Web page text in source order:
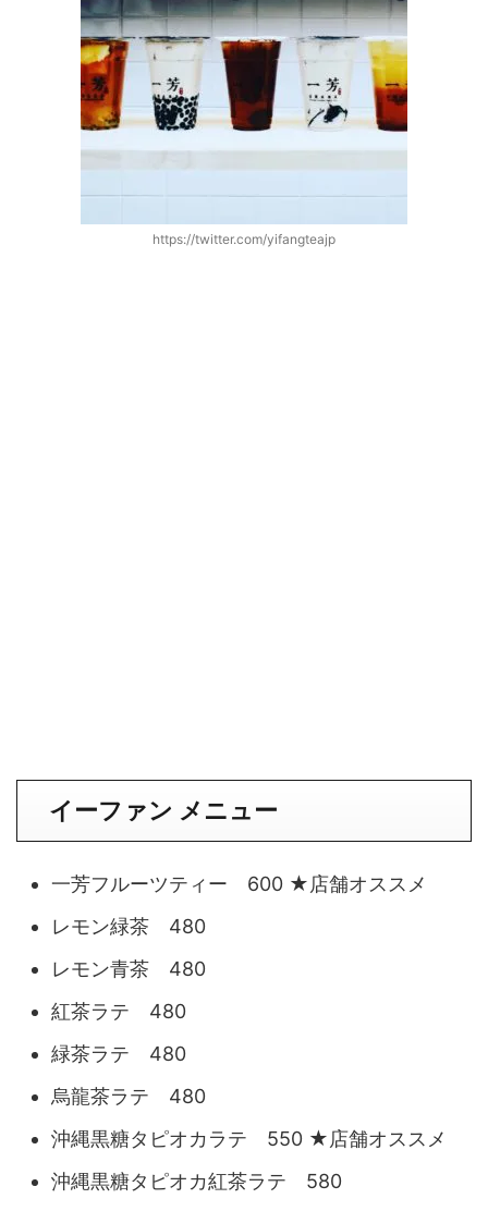
https://twitter.com/yifangteajp
イーファン メニュー
一芳フルーツティー 600 ★店舗オススメ
レモン緑茶 480
レモン青茶 480
紅茶ラテ 480
緑茶ラテ 480
烏龍茶ラテ 480
沖縄黒糖タピオカラテ 550 ★店舗オススメ
沖縄黒糖タピオカ紅茶ラテ 580